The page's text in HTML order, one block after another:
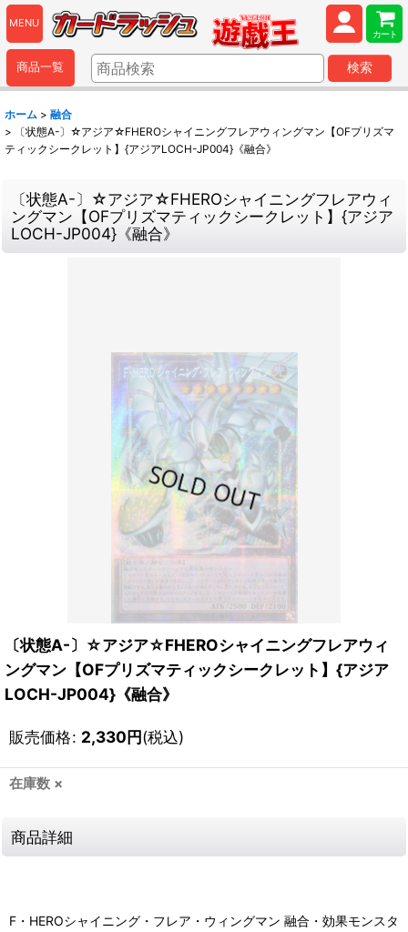
MENU
カート
商品一覧 検索
ホーム > 融合
>
〔状態A-〕☆アジア☆FHEROシャイニングフレアウィングマン【OFプリズマ
ティックシークレット】{アジアLOCH-JP004}《融合》
〔状態A-〕☆アジア☆FHEROシャイニングフレアウィ
ングマン【OFプリズマティックシークレット】{アジア
LOCH-JP004}《融合》
〔状態A-〕☆アジア☆FHEROシャイニングフレアウィ
ングマン【OFプリズマティックシークレット】{アジア
LOCH-JP004}《融合》
販売価格: 2,330円(税込)
在庫数 ×
商品詳細
F・HEROシャイニング・フレア・ウィングマン 融合・効果モンスタ